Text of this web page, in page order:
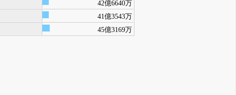
42億6640万
41億3543万
45億3169万